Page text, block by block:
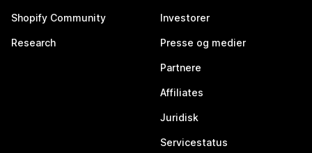
Shopify Community
Research
Investorer
Presse og medier
Partnere
Affiliates
Juridisk
Servicestatus